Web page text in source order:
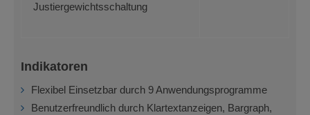
Justiergewichtsschaltung
Indikatoren
Flexibel Einsetzbar durch 9 Anwendungsprogramme
Benutzerfreundlich durch Klartextanzeigen, Bargraph,